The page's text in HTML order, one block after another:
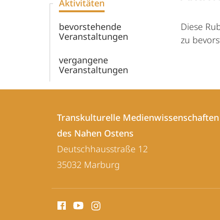
Nahen
Ostens
Aktivitäten
bevorstehende
Veranstaltungen
vergangene
Veranstaltungen
Diese
zu
Informationen
Kontaktinformationen
Transkulturelle
Medienwissenschaften
des
Ostens
Transkulturelle Medienwissenschaften
des Nahen Ostens
Deutschhausstraße 12
35032 Marburg
Media